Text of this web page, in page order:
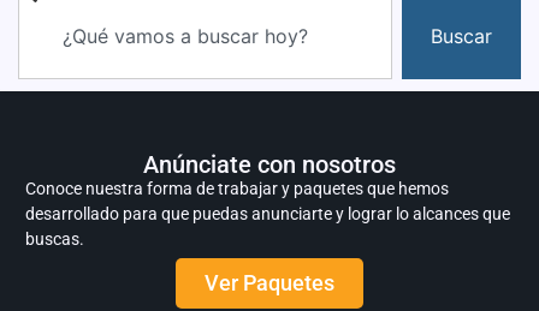
Buscar
Anúnciate con nosotros
Conoce nuestra forma de trabajar y paquetes que hemos
desarrollado para que puedas anunciarte y lograr lo alcances que
buscas.
Ver Paquetes